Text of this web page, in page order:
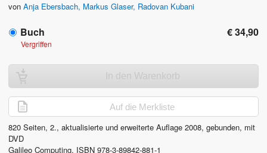
von Anja Ebersbach, Markus Glaser, Radovan Kubani
Buch € 34,90
Vergriffen
In den Warenkorb
Auf die Merkliste
820 Seiten, 2., aktualisierte und erweiterte Auflage 2008, gebunden, mit
DVD
Galileo Computing, ISBN 978-3-89842-881-1